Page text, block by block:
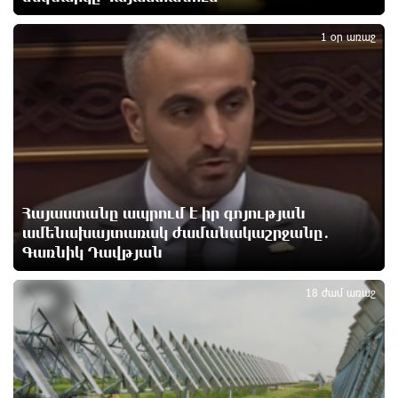
Փաշինյանն ու Թրամփը հեռախոսազրույց են
Չհանե´ս խաչդ, Հայաստան աշխարհ․ Ուժեղ
Հայաստան
12 ժամ առաջ
Սիցիլիայի օդանավակայանը փակվել է Էթնա
հրաբխի ժայթքման պատճառով
Հետվճարի փոխարեն՝ արժանապատիվ և ֆիքսված
թոշակ․ ինչու է գործող համակարգը սոցիալական
անարդարության խնդիր ստեղծում. Հրայր
Կամենդատյան
Հայաստանը ապրում է իր գոյության
ամենախայտառակ ժամանակաշրջանը․
Գառնիկ Դավթյան
1 օր առաջ
2
18 ժամ առաջ
3